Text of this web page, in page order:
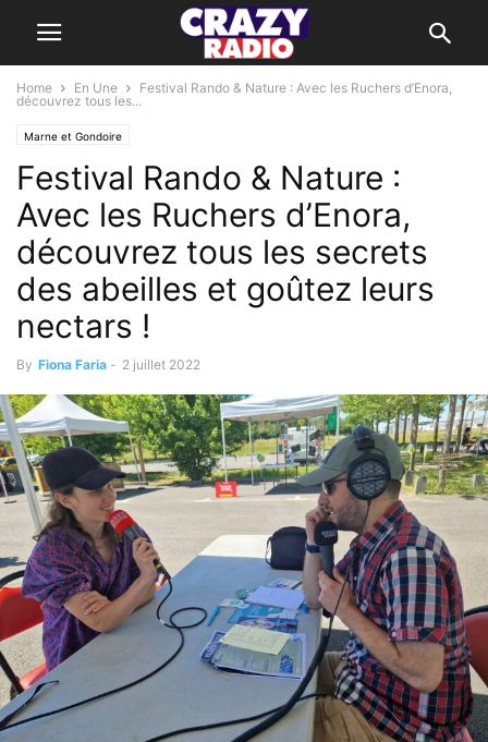
Home En Une
Festival Rando & Nature : Avec les Ruchers d’Enora,
découvrez tous les...
Marne et Gondoire
Festival Rando & Nature :
Avec les Ruchers d’Enora,
découvrez tous les secrets
des abeilles et goûtez leurs
nectars !
By Fiona Faria - 2 juillet 2022